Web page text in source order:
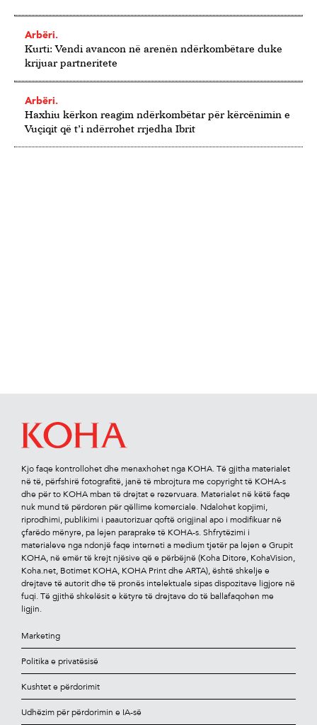
Arbëri.
Kurti: Vendi avancon në arenën ndërkombëtare duke
krijuar partneritete
Arbëri.
Haxhiu kërkon reagim ndërkombëtar për kërcënimin e
Vuçiqit që t’i ndërrohet rrjedha Ibrit
Kjo faqe kontrollohet dhe menaxhohet nga KOHA. Të gjitha materialet
në të, përfshirë fotograﬁtë, janë të mbrojtura me copyright të KOHA-s
dhe për to KOHA mban të drejtat e rezervuara. Materialet në këtë faqe
nuk mund të përdoren për qëllime komerciale. Ndalohet kopjimi,
riprodhimi, publikimi i paautorizuar qoftë origjinal apo i modiﬁkuar në
çfarëdo mënyre, pa lejen paraprake të KOHA-s. Shfrytëzimi i
materialeve nga ndonjë faqe interneti a medium tjetër pa lejen e Grupit
KOHA, në emër të krejt njësive që e përbëjnë (Koha Ditore, KohaVision,
Koha.net, Botimet KOHA, KOHA Print dhe ARTA), është shkelje e
drejtave të autorit dhe të pronës intelektuale sipas dispozitave ligjore në
fuqi. Të gjithë shkelësit e këtyre të drejtave do të ballafaqohen me
ligjin.
Marketing
Politika e privatësisë
Kushtet e përdorimit
Udhëzim për përdorimin e IA-së